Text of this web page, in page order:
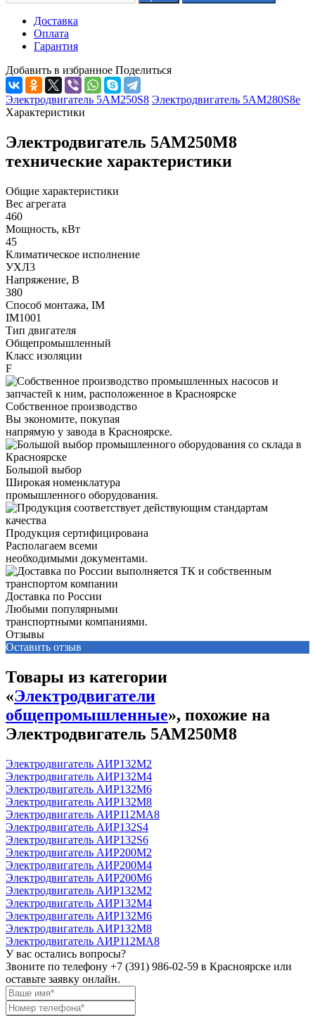
Доставка
Оплата
Гарантия
Добавить в избранное Поделиться
Электродвигатель 5АМ250S8 Электродвигатель 5АМ280S8е
Характеристики
Электродвигатель 5АМ250М8
технические характеристики
Общие характеристики
Вес агрегата
460
Мощность, кВт
45
Климатическое исполнение
УХЛ3
Напряжение, В
380
Способ монтажа, IM
IM1001
Тип двигателя
Общепромышленный
Класс изоляции
F
Собственное производство
Вы экономите, покупая
напрямую у завода в Красноярске.
Большой выбор
Широкая номенклатура
промышленного оборудования.
Продукция сертифицирована
Располагаем всеми
необходимыми документами.
Доставка по России
Любыми популярными
транспортными компаниями.
Отзывы
Оставить отзыв
Товары из категории
«Электродвигатели
общепромышленные», похожие на
Электродвигатель 5АМ250М8
Электродвигатель АИР132М2
Электродвигатель АИР132М4
Электродвигатель АИР132М6
Электродвигатель АИР132М8
Электродвигатель АИР112МА8
Электродвигатель АИР132S4
Электродвигатель АИР132S6
Электродвигатель АИР200М2
Электродвигатель АИР200М4
Электродвигатель АИР200М6
Электродвигатель АИР132М2
Электродвигатель АИР132М4
Электродвигатель АИР132М6
Электродвигатель АИР132М8
Электродвигатель АИР112МА8
У вас остались вопросы?
Звоните по телефону +7 (391) 986-02-59 в Красноярске или
оставьте заявку онлайн.